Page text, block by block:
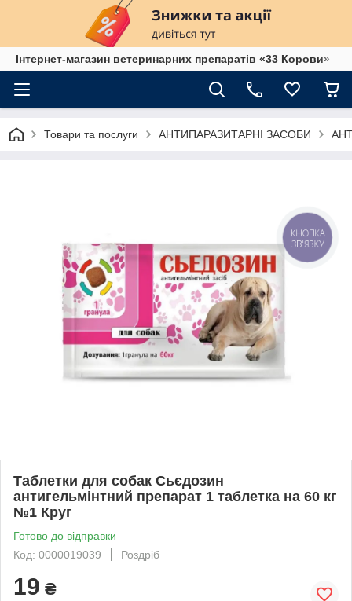
Інтернет-магазин ветеринарних препаратів «33 Корови»
Товари та послуги АНТИПАРАЗИТАРНІ ЗАСОБИ
Таблетки для собак Сьєдозин
антигельмінтний препарат 1 таблетка на 60 кг
№1 Круг
Готово до відправки
Код: 0000019039
Роздріб
19 ₴
КНОПКА
ЗВ'ЯЗКУ